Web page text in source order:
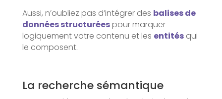
Aussi, n’oubliez pas d’intégrer des balises de
données structuréespour marquer
logiquement votre contenu et les entitésqui
le composent.
La recherche sémantique